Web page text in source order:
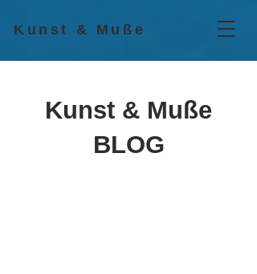
Kunst & Muße
Kunst & Muße
BLOG